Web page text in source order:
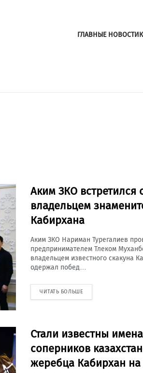
ГЛАВНЫЕ НОВОСТИ
Аким ЗКО встретился
владельцем
Кабирхана
Аким ЗКО Нариман Турегалиев
предпринимателем Тлеком
владельцем известного скакуна
одержал побед…
ЧИТАТЬ БОЛЬШЕ
Стали известны имена
соперников
жеребца Кабирхан